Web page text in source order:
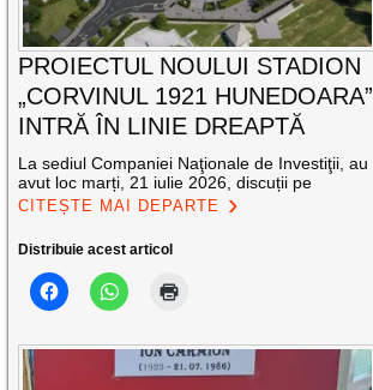
PROIECTUL NOULUI STADION
„CORVINUL 1921 HUNEDOARA”
INTRĂ ÎN LINIE DREAPTĂ
La sediul Companiei Naţionale de Investiţii, au
avut loc marți, 21 iulie 2026, discuții pe
CITEȘTE MAI DEPARTE
Distribuie acest articol